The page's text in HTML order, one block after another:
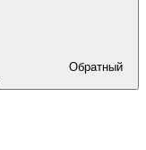
Обратный